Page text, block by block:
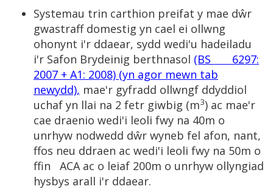
Systemau trin carthion preifat y mae dŵr
gwastraff domestig yn cael ei ollwng
ohonynt i'r ddaear, sydd wedi'u hadeiladu
i'r Safon Brydeinig berthnasol (BS 6297:
2007 + A1: 2008) (yn agor mewn tab
newydd), mae'r gyfradd ollwngf ddyddiol
uchaf yn llai na 2 fetr giwbig (m3) ac mae'r
cae draenio wedi'i leoli fwy na 40m o
unrhyw nodwedd dŵr wyneb fel afon, nant,
ffos neu ddraen ac wedi'i leoli fwy na 50m o
ffin ACA ac o leiaf 200m o unrhyw ollyngiad
hysbys arall i'r ddaear.